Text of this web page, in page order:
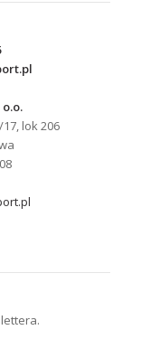
o.o.
lok 206